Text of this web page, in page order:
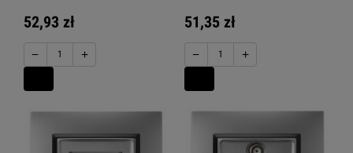
52,93 zł
− +
51,35 zł
− +